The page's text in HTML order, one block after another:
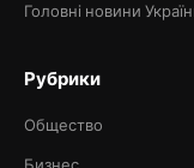
Головні новини
Рубрики
Общество